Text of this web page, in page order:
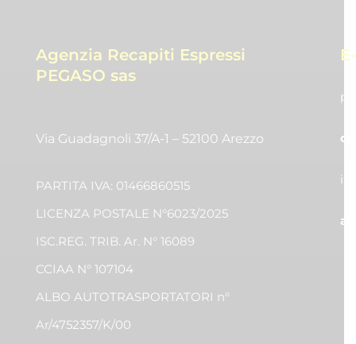
Agenzia Recapiti Espressi
PEGASO sas
Via Guadagnoli 37/A-1 – 52100 Arezzo
PARTITA IVA: 01466860515
LICENZA POSTALE N°6023/2025
ISC.REG. TRIB. Ar. N° 16089
CCIAA N° 107104
ALBO AUTOTRASPORTATORI n°
Ar/4752357/K/00